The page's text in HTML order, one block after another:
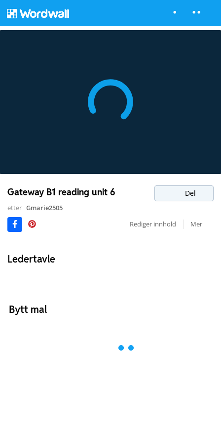
Gateway B1 reading unit 6 Del
etter Gmarie2505
Rediger innhold
Mer
Ledertavle
Bytt mal